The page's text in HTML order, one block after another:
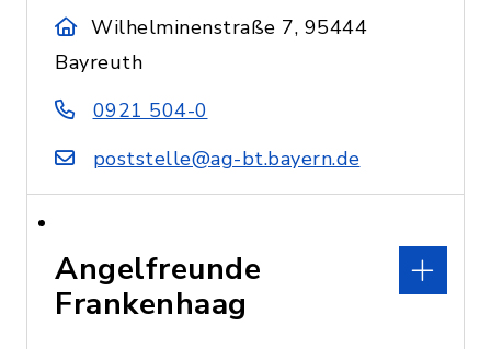
Wilhelminenstraße 7, 95444
Bayreuth
0921 504-0
poststelle@ag-bt.bayern.de
Angelfreunde
Frankenhaag